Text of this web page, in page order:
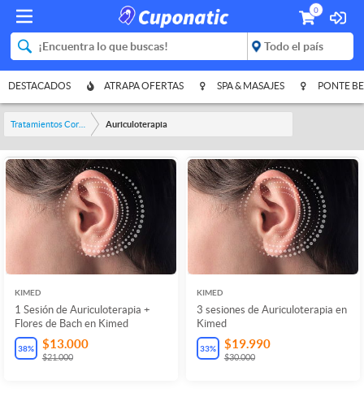
0
DESTACADOS ATRAPA OFERTAS SPA & MASAJES PONTE
Tratamientos Corporales Auriculoterapia
KIMED
1 Sesión de Auriculoterapia +
Flores de Bach en Kimed
38% $13.000
$21.000
KIMED
3 sesiones de Auriculoterapia en
Kimed
33% $19.990
$30.000